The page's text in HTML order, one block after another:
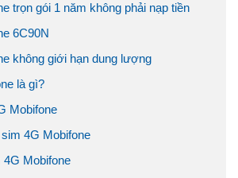
trọn gói 1 năm không phải nạp tiền
6C90N
không giới hạn dung lượng
là gì?
Mobifone
4G Mobifone
Mobifone